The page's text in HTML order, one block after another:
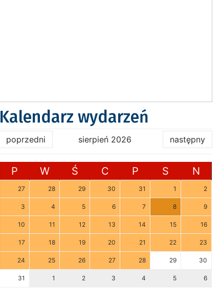
Kalendarz wydarzeń
poprzedni sierpień 2026 następny
P W Ś C P S N
27 28 29 30 31 1 2
3 4 5 6 7 8 9
10 11 12 13 14 15 16
17 18 19 20 21 22 23
24 25 26 27 28 29 30
31 1 2 3 4 5 6